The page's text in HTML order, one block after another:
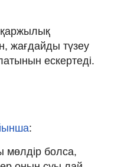
қаржылық
жағдайды түзеу
ескертеді.
:
мөлдір болса,